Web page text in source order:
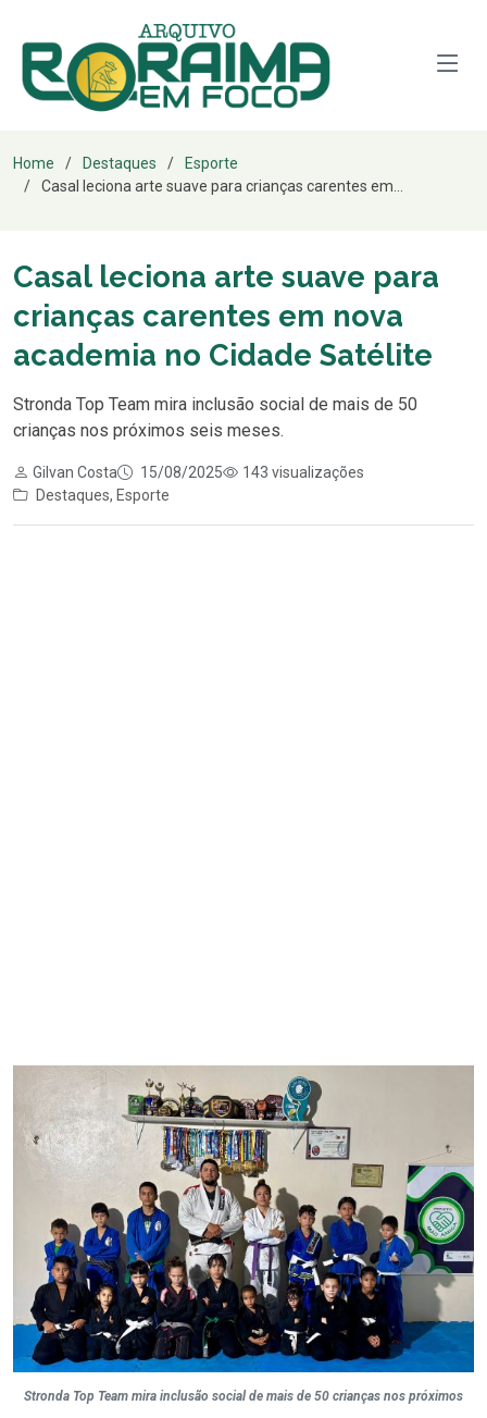
Home Destaques
Esporte
Casal leciona arte suave para crianças carentes em...
Casal leciona arte suave para
crianças carentes em nova
academia no Cidade Satélite
Stronda Top Team mira inclusão social de mais de 50
crianças nos próximos seis meses.
Gilvan Costa 15/08/2025
143 visualizações
Destaques, Esporte
Stronda Top Team mira inclusão social de mais de 50 crianças nos próximos